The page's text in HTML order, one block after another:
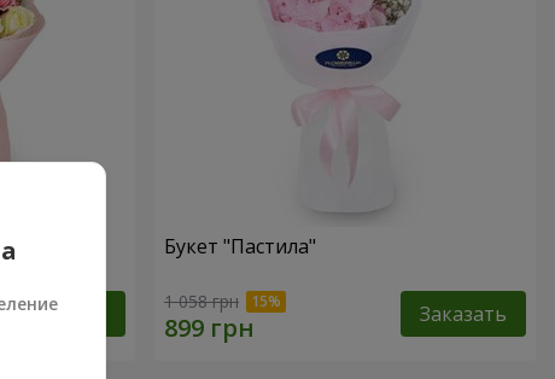
Заказать
Букет "Пастила"
1 058 грн Заказать